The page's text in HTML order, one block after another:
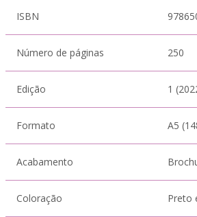
ISBN
Número de páginas 250
Edição 1
Formato A5
Acabamento
Coloração Preto